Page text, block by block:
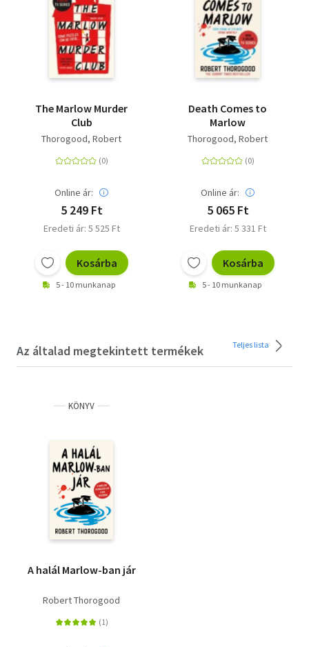
The Marlow Murder
Club
Thorogood, Robert
Online ár:
5 249 Ft
Eredeti ár: 5 525 Ft
Kosárba
5 - 10 munkanap
Death Comes to
Marlow
Thorogood, Robert
Online ár:
5 065 Ft
Eredeti ár: 5 331 Ft
Kosárba
5 - 10 munkanap
Az általad megtekintett termékek Teljes lista
KÖNYV
A halál Marlow-ban jár
Robert Thorogood